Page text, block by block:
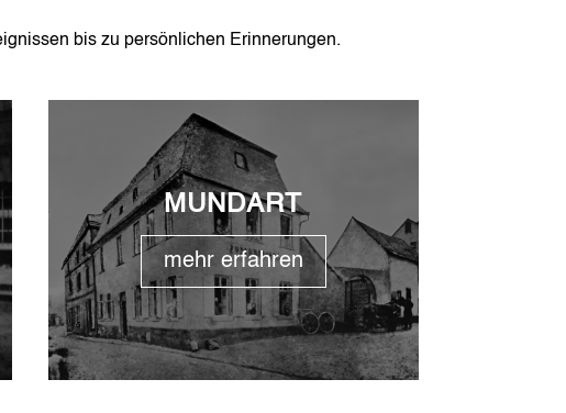
bis zu persönlichen Erinnerungen.
MUNDART
mehr erfahren